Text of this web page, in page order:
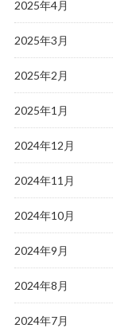
2025年4月
2025年3月
2025年2月
2025年1月
2024年12月
2024年11月
2024年10月
2024年9月
2024年8月
2024年7月